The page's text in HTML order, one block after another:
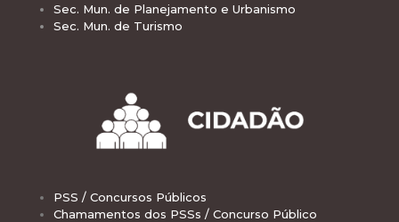
Sec. Mun. de Planejamento e Urbanismo
Sec. Mun. de Turismo
PSS / Concursos Públicos
Chamamentos dos PSSs / Concurso Público